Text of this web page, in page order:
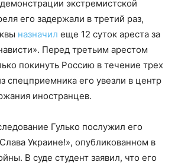
экстремистской
его задержали в третий раз,
назначил еще 12 суток ареста за
Перед третьим арестом
покинуть Россию в течение трех
спецприемника его увезли в центр
иностранцев.
Гулько послужил его
Украине!», опубликованном в
В суде студент заявил, что его